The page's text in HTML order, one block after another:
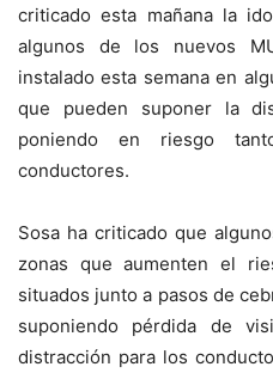
criticado esta mañana la
algunos de los nuevos
instalado esta semana en
que pueden suponer la
poniendo en riesgo
conductores.
Sosa ha criticado que
zonas que aumenten el
situados junto a pasos de
suponiendo pérdida de
distracción para los